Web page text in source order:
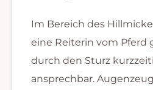
Im Bereich des
eine Reiterin vom Pferd
durch den Sturz
ansprechbar.